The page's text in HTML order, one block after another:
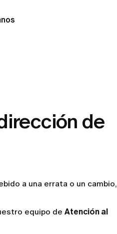
de
a una errata o un cambio,
equipo de Atención al